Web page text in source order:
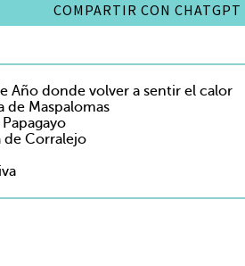
COMPARTIR CON CHATGPT
Año donde volver a sentir el calor
de Maspalomas
de Corralejo